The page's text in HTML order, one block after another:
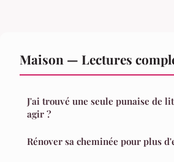
Maison — Lectures
J'ai trouvé une seule punaise de
agir ?
Rénover sa cheminée pour plus